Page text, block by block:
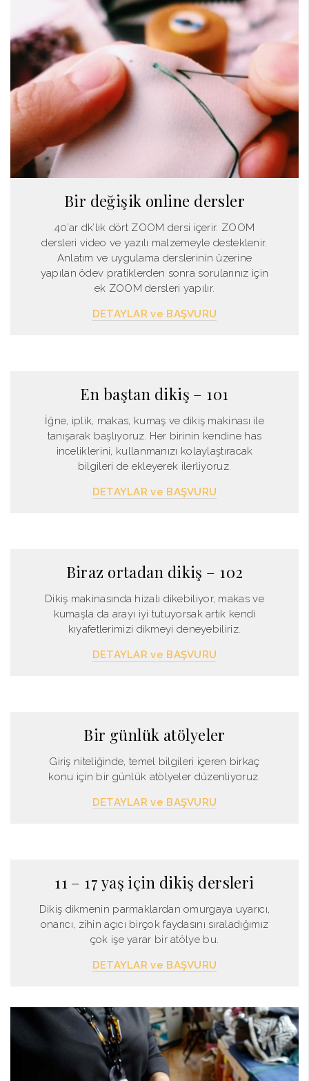
Bir değişik online dersler
40’ar dk’lık dört ZOOM dersi içerir. ZOOM
dersleri video ve yazılı malzemeyle desteklenir.
Anlatım ve uygulama derslerinin üzerine
yapılan ödev pratiklerden sonra sorularınız için
ek ZOOM dersleri yapılır.
DETAYLAR ve BAŞVURU
En baştan dikiş – 101
İğne, iplik, makas, kumaş ve dikiş makinası ile
tanışarak başlıyoruz. Her birinin kendine has
inceliklerini, kullanmanızı kolaylaştıracak
bilgileri de ekleyerek ilerliyoruz.
DETAYLAR ve BAŞVURU
Biraz ortadan dikiş – 102
Dikiş makinasında hizalı dikebiliyor, makas ve
kumaşla da arayı iyi tutuyorsak artık kendi
kıyafetlerimizi dikmeyi deneyebiliriz.
DETAYLAR ve BAŞVURU
Bir günlük atölyeler
Giriş niteliğinde, temel bilgileri içeren birkaç
konu için bir günlük atölyeler düzenliyoruz.
DETAYLAR ve BAŞVURU
11 – 17 yaş için dikiş dersleri
Dikiş dikmenin parmaklardan omurgaya uyarıcı,
onarıcı, zihin açıcı birçok faydasını sıraladığımız
çok işe yarar bir atölye bu.
DETAYLAR ve BAŞVURU